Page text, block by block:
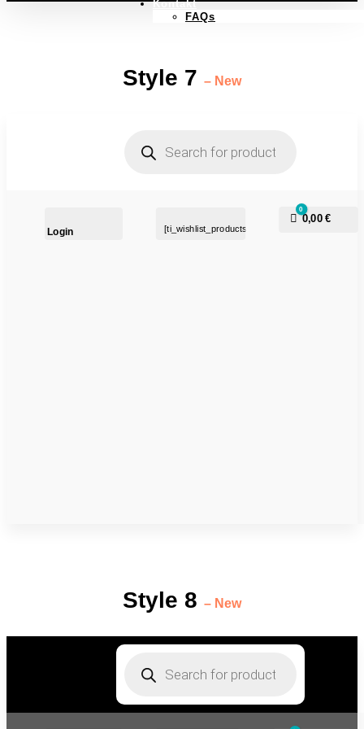
Kontakt
FAQs
Style 7 – New
search
Login [ti_wishlist_products_counter]
Warenkorb
0
0,00 €
Style 8 – New
search